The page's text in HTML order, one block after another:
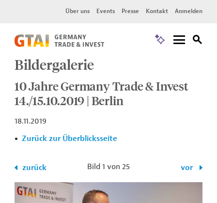
Über uns Events Presse Kontakt Anmelden
Bildergalerie
10 Jahre Germany Trade & Invest
14./15.10.2019 | Berlin
18.11.2019
Zurück zur Überblicksseite
zurück Bild 1 von 25 vor